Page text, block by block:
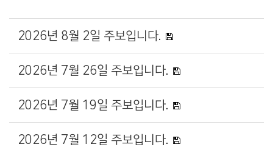
2026년 8월 2일 주보입니다.
2026년 7월 26일 주보입니다.
2026년 7월 19일 주보입니다.
2026년 7월 12일 주보입니다.